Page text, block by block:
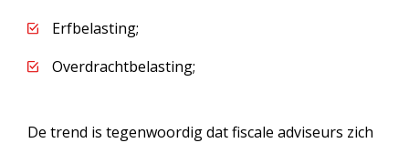
Erfbelasting;
Overdrachtbelasting;
De trend is tegenwoordig dat fiscale adviseurs zich